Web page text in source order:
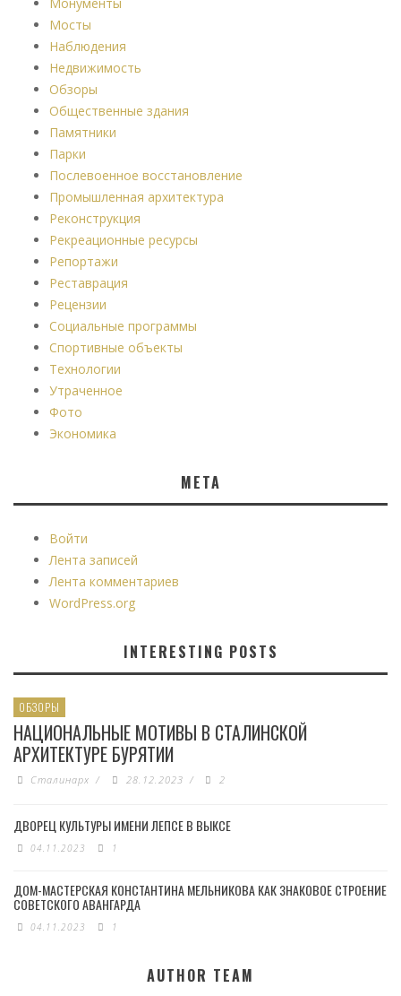
Мосты
Наблюдения
Недвижимость
Обзоры
Общественные здания
Памятники
Парки
Послевоенное восстановление
Промышленная архитектура
Реконструкция
Рекреационные ресурсы
Репортажи
Реставрация
Рецензии
Социальные программы
Спортивные объекты
Технологии
Утраченное
Фото
Экономика
МЕТА
Войти
Лента записей
Лента комментариев
WordPress.org
INTERESTING POSTS
ОБЗОРЫ
НАЦИОНАЛЬНЫЕ МОТИВЫ В СТАЛИНСКОЙ
АРХИТЕКТУРЕ БУРЯТИИ
Сталинарх / 28.12.2023 / 2
ДВОРЕЦ КУЛЬТУРЫ ИМЕНИ ЛЕПСЕ В ВЫКСЕ
04.11.2023 1
ДОМ-МАСТЕРСКАЯ КОНСТАНТИНА МЕЛЬНИКОВА КАК ЗНАКОВОЕ СТРОЕНИЕ
СОВЕТСКОГО АВАНГАРДА
04.11.2023 1
AUTHOR TEAM